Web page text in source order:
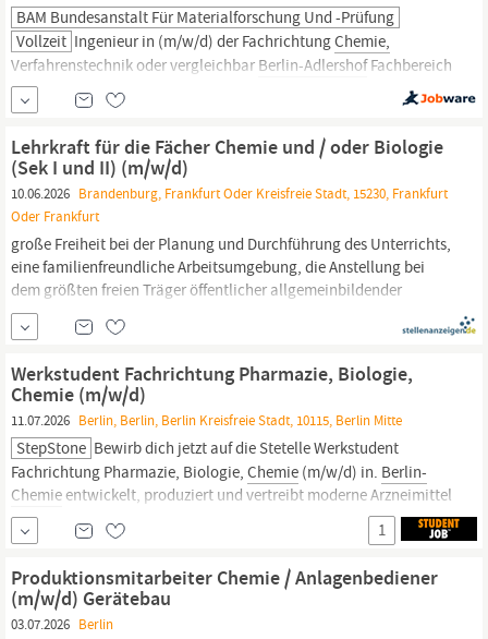
BAM Bundesanstalt Für Materialforschung Und -prüfung
Vollzeit Ingenieur in (m/w/d) der FachrichtungChemie,
Verfahrenstechnik oder vergleichbar Berlin-AdlershofFachbereich
1.6: Anorganische Referenzmaterialien und Gasanalytik
Wissenschaft/Forschung Vollzeit oder Teilzeit Zeitvertrag bis zum
28. Juni 2027 Kennziffer: J000000165 E 10 TVöD Jetzt online
bewerben Die Bundesanstalt
Lehrkraft für die Fächer Chemie und / oder Biologie
(Sek I und II) (m/w/d)
10.06.2026 Brandenburg, Frankfurt Oder Kreisfreie Stadt, 15230, Frankfurt
Oder Frankfurt
große Freiheit bei der Planung und Durchführung des Unterrichts,
eine familienfreundliche Arbeitsumgebung, die Anstellung bei
dem größten freien Träger öffentlicher allgemeinbildender
Schulen in der Region
mit allen sozialen Leistungen des TV-EKBO, eine betriebliche
Werkstudent Fachrichtung Pharmazie, Biologie,
Chemie (m/w/d)
11.07.2026 Berlin, Berlin, Berlin Kreisfreie Stadt, 10115, Berlin Mitte
StepStone Bewirb dich jetzt auf die Stetelle Werkstudent
Fachrichtung Pharmazie, Biologie, Chemie (m/w/d) in. Berlin-
Chemieentwickelt, produziert und vertreibt moderne Arzneimittel
aus
für Menschen in aller Welt. Durch den Einsatz unserer
5.000 Mitarbeitenden verbessern wir die Lebensqualität von
1
Produktionsmitarbeiter Chemie / Anlagenbediener
(m/w/d) Gerätebau
03.07.2026 Berlin